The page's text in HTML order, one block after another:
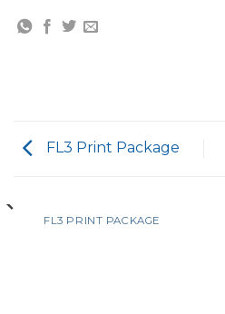
FL3 Print Package
FL3 PRINT PACKAGE